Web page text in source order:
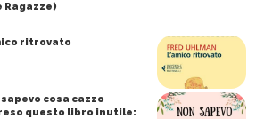
Ragazze)
ritrovato
cosa cazzo
questo libro inutile: